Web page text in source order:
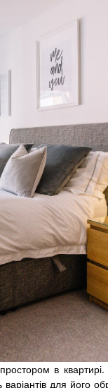
в
варіантів для його